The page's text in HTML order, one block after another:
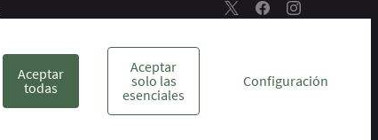
Aceptar
todas
Aceptar
solo las
esenciales
Configuración
Escuela de Participación
Escuela deEscuela de